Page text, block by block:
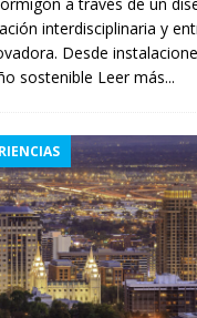
interdisciplinaria y
Desde
sostenible Leer más...